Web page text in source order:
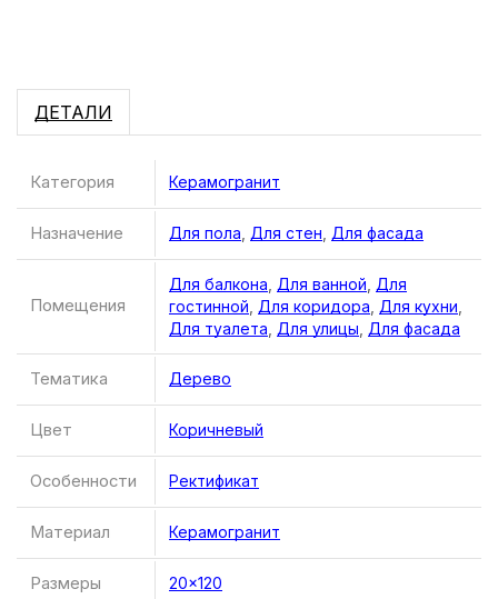
ДЕТАЛИ
Категория Керамогранит
Назначение Для пола Для стен Для фасада
Помещения
Для балкона Для ванной
Для
гостинной
Для коридора Для кухни
Для туалета
Для улицы Для фасада
Тематика Дерево
Цвет Коричневый
Особенности Ректификат
Материал Керамогранит
Размеры 20×120